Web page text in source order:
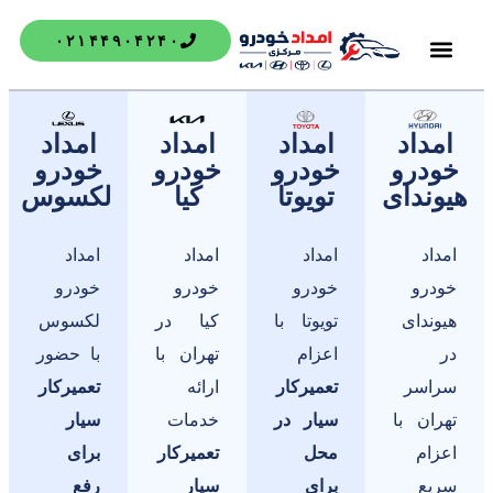
۰۲۱۴۴۹۰۴۲۴۰
با
امداد
خودرو
تویوتا
تویوتا با
تعمیرکار
سیار در
امداد
خودرو
کیا در
تهران با
خدمات
تعمیرکار
امداد
خودرو
لکسوس
لکسوس
با حضور
تعمیرکار